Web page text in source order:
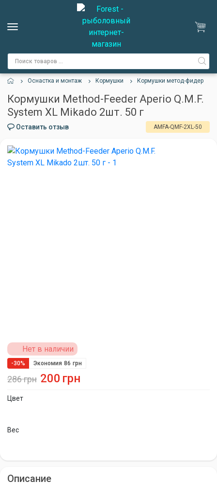
Оснастка и монтаж Кормушки Кормушки метод-фидер
Кормушки Method-Feeder Aperio Q.M.F.
System XL Mikado 2шт. 50 г
Оставить отзыв AMFA-QMF-2XL-50
Цвет
Вес
Нет в наличии
286грн
-30% Экономия 86 грн
200 грн
Описание